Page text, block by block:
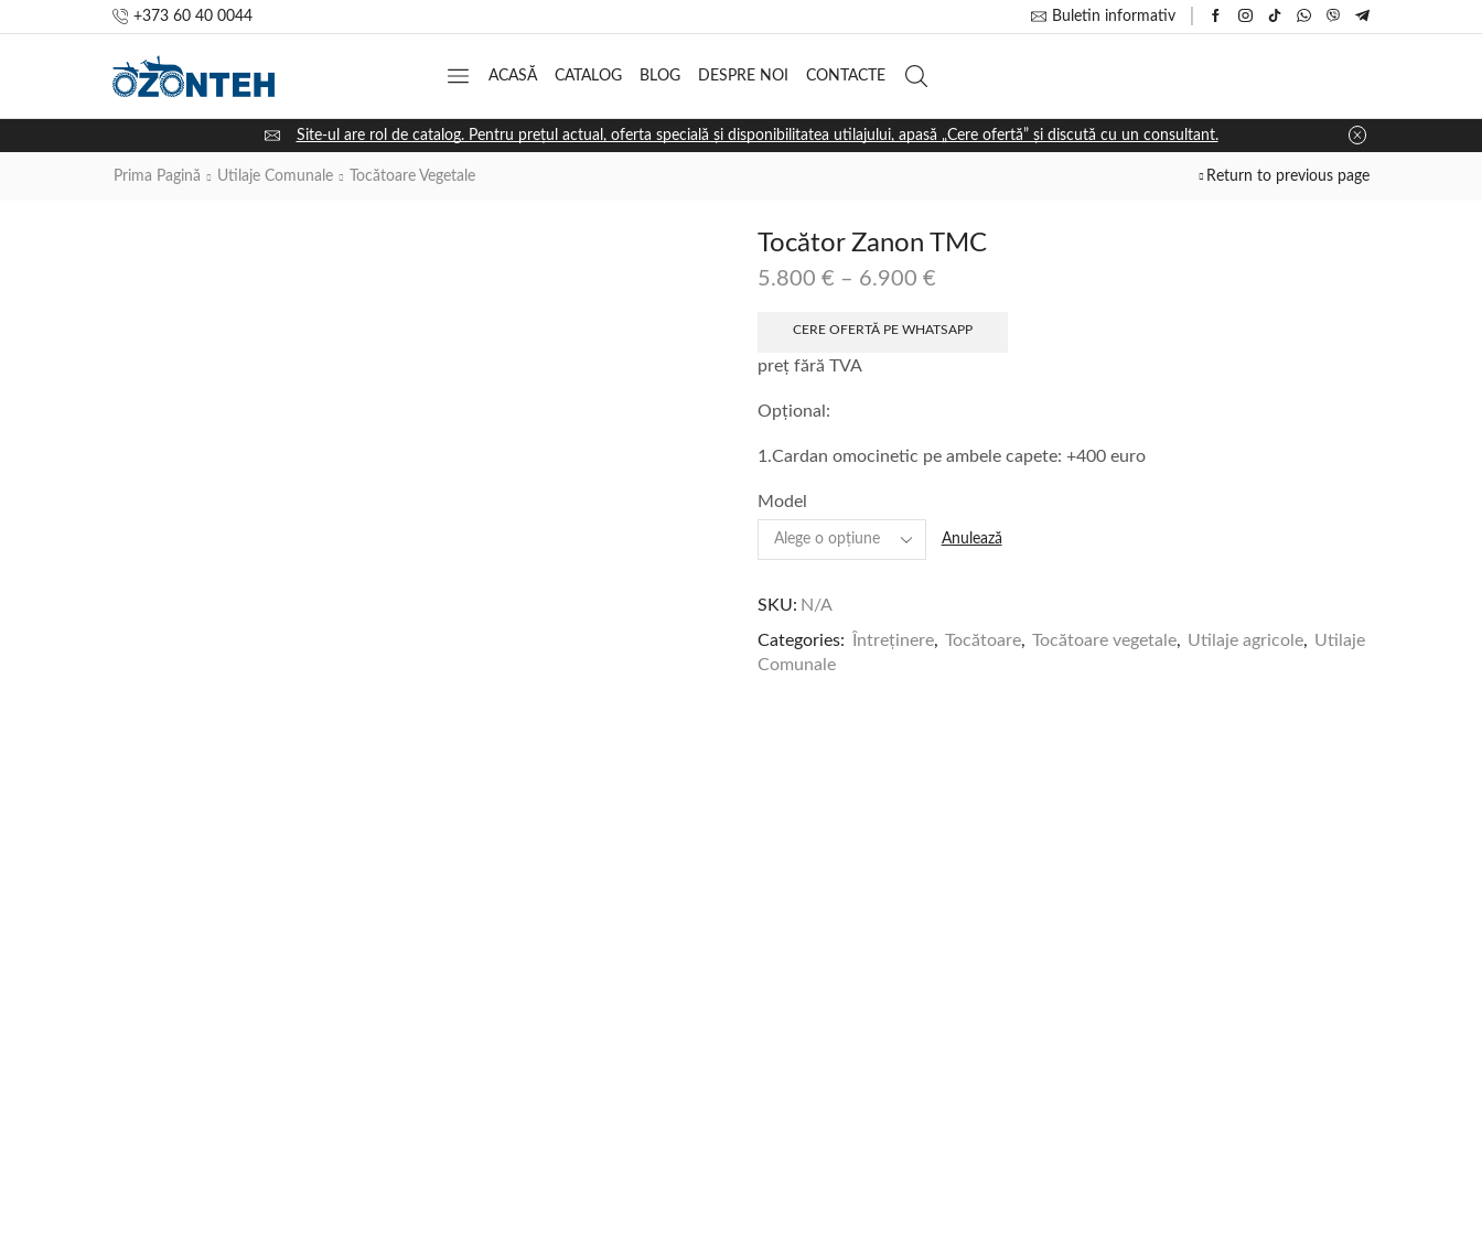
+373 60 40 0044 Buletin informativ
ACASĂ CATALOG BLOG DESPRE NOI CONTACTE
Site-ul are rol de catalog. Pentru prețul actual, oferta specială și disponibilitatea utilajului, apasă „Cere ofertă” și discută cu un consultant.
Prima Pagină Utilaje Comunale Tocătoare Vegetale Return to previous page
Tocător Zanon TMC
5.800 € – 6.900 €
CERE OFERTĂ PE WHATSAPP
preț fără TVA
Opțional:
1.Cardan omocinetic pe ambele capete: +400 euro
Model
Anulează
SKU: N/A
Categories:
Întreținere, Tocătoare, Tocătoare vegetale, Utilaje agricole, Utilaje
Comunale